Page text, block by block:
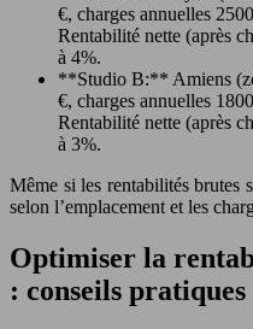
€, charges annuelles
Rentabilité nette (après
à 4%.
**Studio B:** Amiens
€, charges annuelles
Rentabilité nette (après
à 3%.
Même si les rentabilités brutes
selon l’emplacement et les
Optimiser la
: conseils pratiques